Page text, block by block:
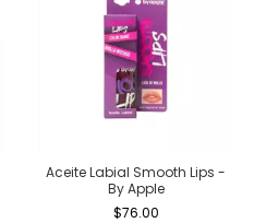
Aceite Labial Smooth Lips -
By Apple
$76.00